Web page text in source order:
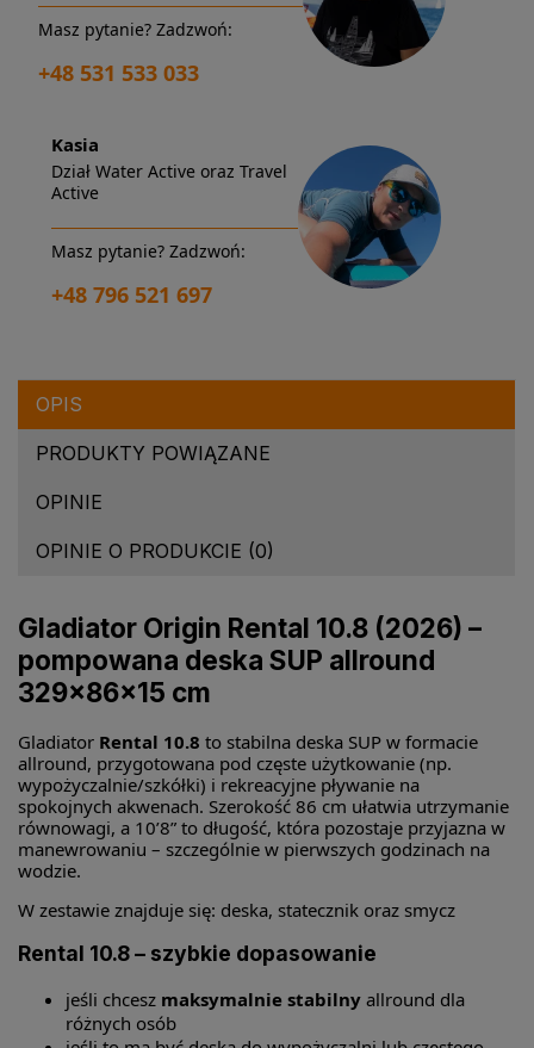
Masz pytanie? Zadzwoń:
+48 531 533 033
Kasia
Dział Water Active oraz Travel
Active
Masz pytanie? Zadzwoń:
+48 796 521 697
OPIS
PRODUKTY POWIĄZANE
OPINIE
OPINIE O PRODUKCIE (0)
Gladiator Origin Rental 10.8 (2026) –
pompowana deska SUP allround
329×86×15 cm
Gladiator Rental 10.8 to stabilna deska SUP w formacie
allround, przygotowana pod częste użytkowanie (np.
wypożyczalnie/szkółki) i rekreacyjne pływanie na
spokojnych akwenach. Szerokość 86 cm ułatwia utrzymanie
równowagi, a 10’8” to długość, która pozostaje przyjazna w
manewrowaniu – szczególnie w pierwszych godzinach na
wodzie.
W zestawie znajduje się: deska, statecznik oraz smycz
Rental 10.8 – szybkie dopasowanie
jeśli chcesz maksymalnie stabilny allround dla
różnych osób